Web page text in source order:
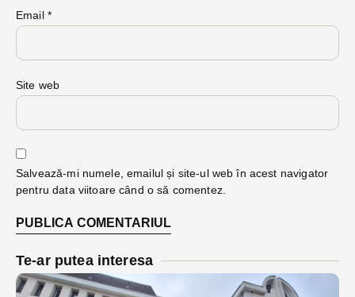
Email *
Site web
Salvează-mi numele, emailul și site-ul web în acest navigator
pentru data viitoare când o să comentez.
Te-ar putea interesa